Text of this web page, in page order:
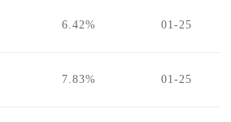
6.42% 01-25
7.83% 01-25